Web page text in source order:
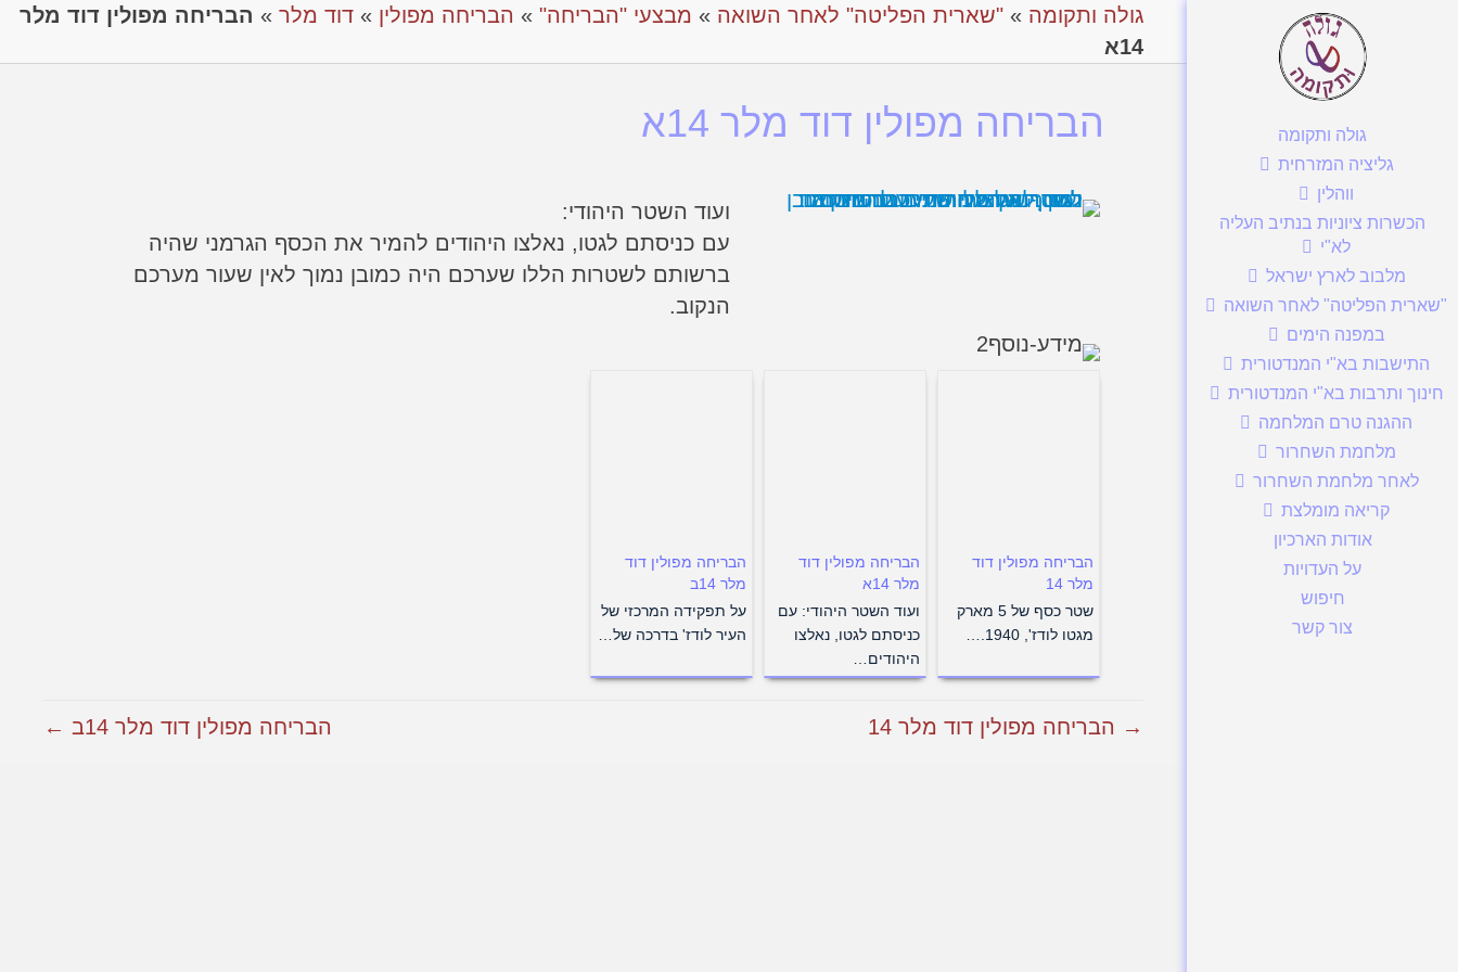
גולה ותקומה
גליציה המזרחית
ווהלין
הכשרות ציוניות בנתיב העליה
לא"י
מלבוב לארץ ישראל
"שארית הפליטה" לאחר השואה
במפנה הימים
התישבות בא"י המנדטורית
חינוך ותרבות בא"י המנדטורית
ההגנה טרם המלחמה
מלחמת השחרור
לאחר מלחמת השחרור
קריאה מומלצת
אודות הארכיון
על העדויות
חיפוש
צור קשר
גולה ותקומה » "שארית הפליטה" לאחר השואה » מבצעי "הבריחה" » אהבריחה מפולין » דוד מלר » הבריחה מפולין דוד מלר
14א
הבריחה מפולין דוד מלר 14א
ועוד השטר היהודי:
עם כניסתם לגטו, נאלצו היהודים להמיר את הכסף הגרמני שהיה
ברשותם לשטרות הללו שערכם היה כמובן נמוך לאין שעור מערכם
הנקוב.
הבריחה מפולין דוד
מלר 14
שטר כסף של 5 מארק
מגטו לודז', 1940.…
הבריחה מפולין דוד
מלר 14א
ועוד השטר היהודי: עם
כניסתם לגטו, נאלצו
היהודים…
הבריחה מפולין דוד
מלר 14ב
על תפקידה המרכזי של
העיר לודז' בדרכה של…
→ הבריחה מפולין דוד מלר 14 הבריחה מפולין דוד מלר 14ב ←